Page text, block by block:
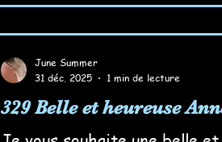
329 Belle et heureuse
June Summer
31 déc. 2025
1 min de lecture